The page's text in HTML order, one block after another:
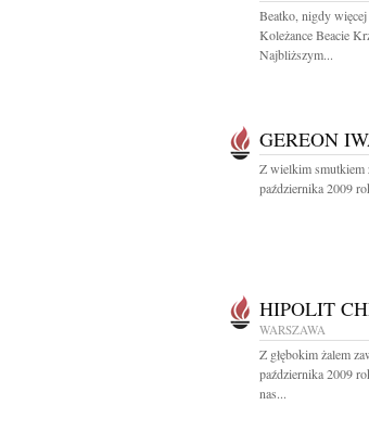
Beatko, nigdy
Koleżance Beacie
Najbliższym...
GEREON
Z wielkim smutkiem
października 2009
HIPOLIT
WARSZAWA
Z głębokim żalem
października 2009
nas...